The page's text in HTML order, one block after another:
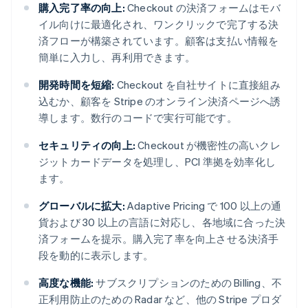
購入完了率の向上: Checkout の決済フォームはモバ
イル向けに最適化され、ワンクリックで完了する決
済フローが構築されています。顧客は支払い情報を
簡単に入力し、再利用できます。
開発時間を短縮: Checkout を自社サイトに直接組み
込むか、顧客を Stripe のオンライン決済ページへ誘
導します。数行のコードで実行可能です。
セキュリティの向上: Checkout が機密性の高いクレ
ジットカードデータを処理し、PCI 準拠を効率化し
ます。
グローバルに拡大: Adaptive Pricing で 100 以上の通
貨および 30 以上の言語に対応し、各地域に合った決
済フォームを提示。購入完了率を向上させる決済手
段を動的に表示します。
高度な機能: サブスクリプションのための Billing、不
正利用防止のための Radar など、他の Stripe プロダ